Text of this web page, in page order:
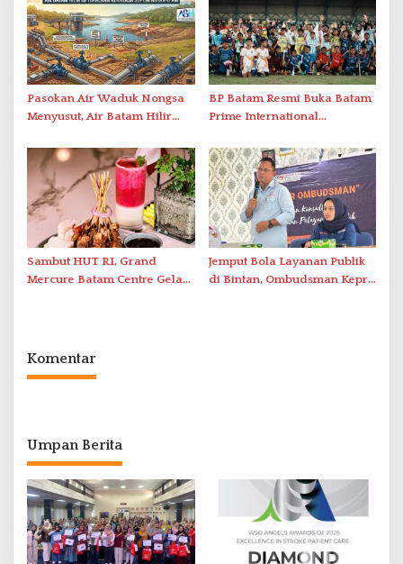
Berstandar Internasional
Pasokan Air Waduk Nongsa
Menyusut, Air Batam Hilir
Antar-IPAM
BP Batam Resmi Buka Batam
Prime International
2026 di Stadion Temenggung
Abdul Jamal
Sambut HUT RI, Grand
Mercure Batam Centre Gelar
Jemput Bola Layanan Publik
di Bintan, Ombudsman Kepri
Komentar
Umpan Berita